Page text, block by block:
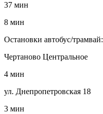
37 мин
8 мин
Остановки автобус/трамвай:
Чертаново Центральное
4 мин
ул. Днепропетровская 18
3 мин